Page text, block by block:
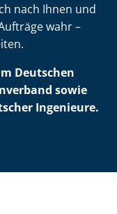
nach Ihnen und
wahr –
Deutschen
sowie
Ingenieure.